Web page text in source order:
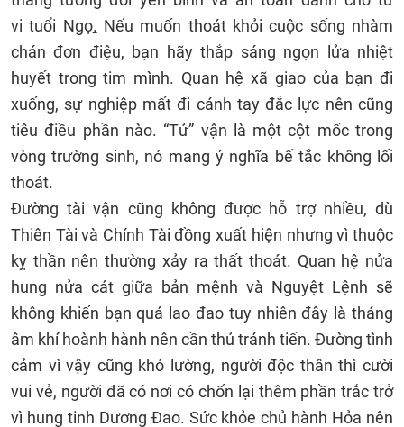
vi tuổi Ngọ. Nếu muốn thoát khỏi cuộc sống nhàm
chán đơn điệu, bạn hãy thắp sáng ngọn lửa nhiệt
huyết trong tim mình. Quan hệ xã giao của bạn đi
xuống, sự nghiệp mất đi cánh tay đắc lực nên cũng
tiêu điều phần nào. “Tử” vận là một cột mốc trong
vòng trường sinh, nó mang ý nghĩa bế tắc không lối
thoát.
Đường tài vận cũng không được hỗ trợ nhiều, dù
Thiên Tài và Chính Tài đồng xuất hiện nhưng vì thuộc
kỵ thần nên thường xảy ra thất thoát. Quan hệ nửa
hung nửa cát giữa bản mệnh và Nguyệt Lệnh sẽ
không khiến bạn quá lao đao tuy nhiên đây là tháng
âm khí hoành hành nên cần thủ tránh tiến. Đường tình
cảm vì vậy cũng khó lường, người độc thân thì cười
vui vẻ, người đã có nơi có chốn lại thêm phần trắc trở
vì hung tinh Dương Đao. Sức khỏe chủ hành Hỏa nên